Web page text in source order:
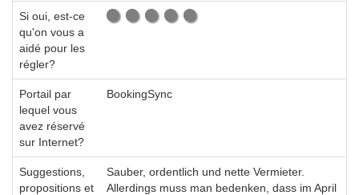
Si oui, est-ce
qu'on vous a
aidé pour les
régler?
Portail par
lequel vous
avez réservé
sur Internet?
BookingSync
Suggestions,
propositions et
Sauber, ordentlich und nette Vermieter.
Allerdings muss man bedenken, dass im April